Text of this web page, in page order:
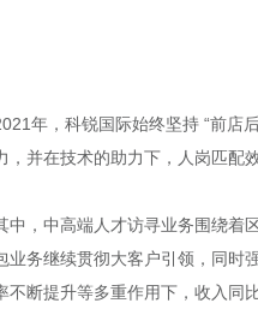
年，科锐国际始终坚持 “前店
，并在技术的助力下，人岗匹配
中，中高端人才访寻业务围绕着
业务继续贯彻大客户引领，同时
不断提升等多重作用下，收入同